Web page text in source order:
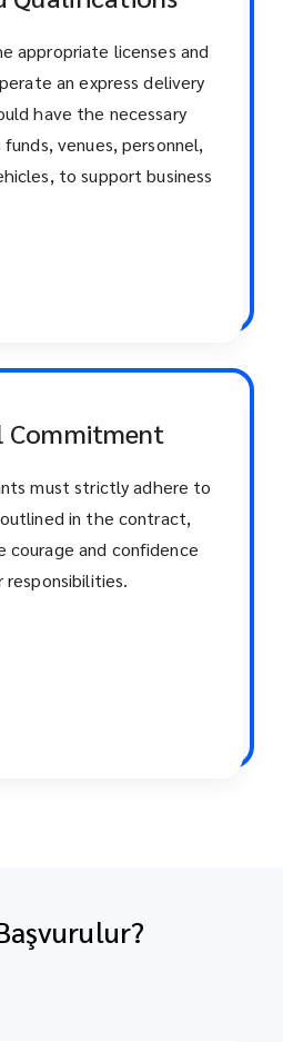
appropriate licenses and
an express delivery
have the necessary
venues, personnel,
to support business
must strictly adhere to
in the contract,
and confidence